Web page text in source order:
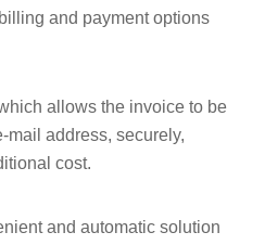
and payment options
allows the invoice to be
mail address, securely,
cost.
and automatic solution